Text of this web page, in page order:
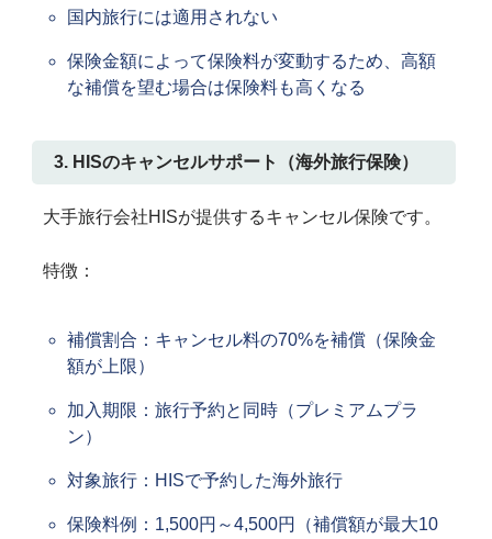
国内旅行には適用されない
保険金額によって保険料が変動するため、高額
な補償を望む場合は保険料も高くなる
3. HISのキャンセルサポート（海外旅行保険）
大手旅行会社HISが提供するキャンセル保険です。
特徴：
補償割合：キャンセル料の70%を補償（保険金
額が上限）
加入期限：旅行予約と同時（プレミアムプラ
ン）
対象旅行：HISで予約した海外旅行
保険料例：1,500円～4,500円（補償額が最大10